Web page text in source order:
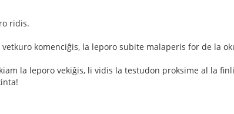
ridis.
komenciĝis, la leporo subite malaperis for de la
la leporo vekiĝis, li vidis la testudon proksime al la